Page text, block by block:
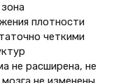
плотности
четкими
не расширена, не